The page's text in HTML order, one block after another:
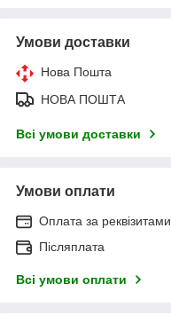
Умови доставки
Нова Пошта
НОВА ПОШТА
Всі умови доставки
Умови оплати
Оплата за реквізитами
Післяплата
Всі умови оплати